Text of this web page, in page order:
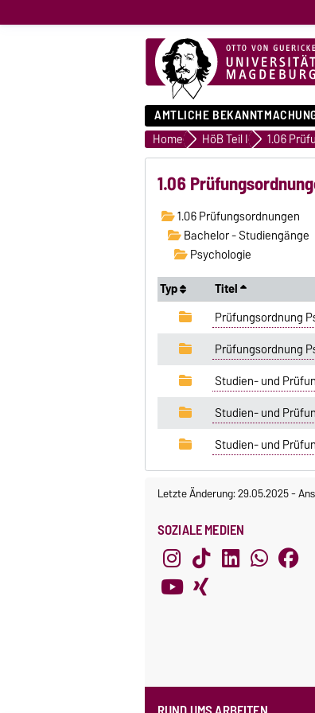
AMTLICHE
Home HöB Teil I 1.06
1.06
1.06 Prüfungsordnungen
Bachelor - Studiengänge
Psychologie
Typ
Titel
Prüfungsordnung
Prüfungsordnung
Studien- und
Studien- und
Studien- und
Letzte Änderung: 29.05.2025-
SOZIALE MEDIEN